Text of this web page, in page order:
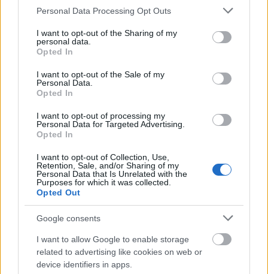
Please note that this website/app uses one or more Google
not limited to your visit or usage behaviour. You may click to
grant or deny consent to Google and its third-party tags to
use your data for below specified purposes in below Google
consent section.
Personal Data Processing Opt Outs
I want to opt-out of the Sharing of my
personal data.
Opted In
I want to opt-out of the Sale of my
Personal Data.
Opted In
I want to opt-out of processing my
Personal Data for Targeted Advertising.
Opted In
I want to opt-out of Collection, Use,
Retention, Sale, and/or Sharing of my
Personal Data that Is Unrelated with the
Purposes for which it was collected.
Opted Out
Google consents
I want to allow Google to enable storage
related to advertising like cookies on web or
device identifiers in apps.
elkerülésében
MAGYAR ÉPÍTŐK